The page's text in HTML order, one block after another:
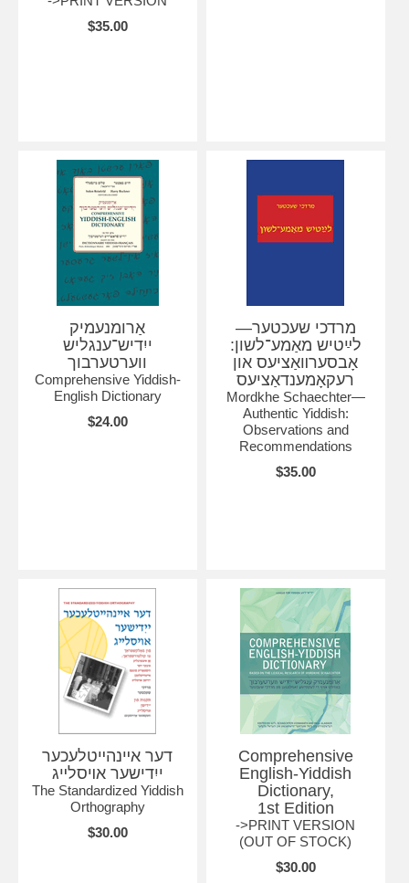
$35.00
אַרומנעמיק
ייִדיש־ענגליש
ווערטערבוך
Comprehensive Yiddish-
English Dictionary
$24.00
מרדכי שעכטער—
לײַטיש מאַמע־לשון:
אָבסערװאַציעס און
רעקאָמענדאַציעס
Mordkhe Schaechter—
Authentic Yiddish:
Observations and
Recommendations
$35.00
דער אײנהײטלעכער
ייִדישער אױסלײג
The Standardized Yiddish
Orthography
$30.00
Comprehensive
English-Yiddish
Dictionary,
1st Edition
->PRINT VERSION
(OUT OF STOCK)
$30.00